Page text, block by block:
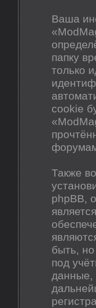
Ваша
папку
только
cookie
Также
phpBB,
быть,
под
данные,